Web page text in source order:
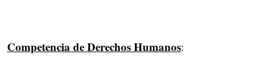
Competencia de Derechos Humanos: